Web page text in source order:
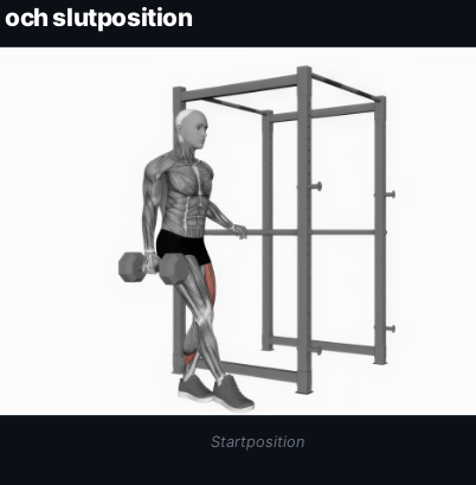
slutposition
Startposition